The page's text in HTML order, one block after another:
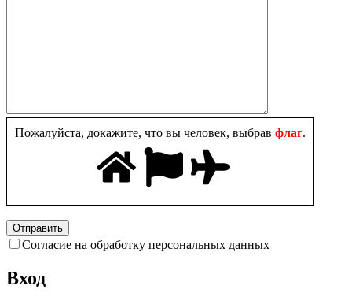
Пожалуйста, докажите, что вы человек, выбрав флаг.
Согласие на обработку персональных данных
Вход